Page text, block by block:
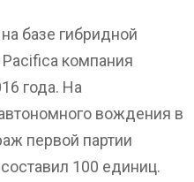
базе гибридной
компания
года. На
вождения в
первой партии
100 единиц.